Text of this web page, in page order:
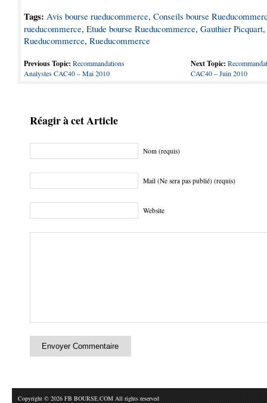
Tags: Avis bourse rueducommerce, Conseils bourse
rueducommerce, Etude bourse Rueducommerce, Gauthier Picquart,
Rueducommerce, Rueducommerce
Previous Topic: Recommandations
Analystes CAC40 – Mai 2010
Next Topic:
CAC40 – Juin 2010
Réagir à cet Article
Nom (requis)
Mail (Ne sera pas publié) (requis)
Website
Copyright © 2026 FB BOURSE.COM All rights reserved